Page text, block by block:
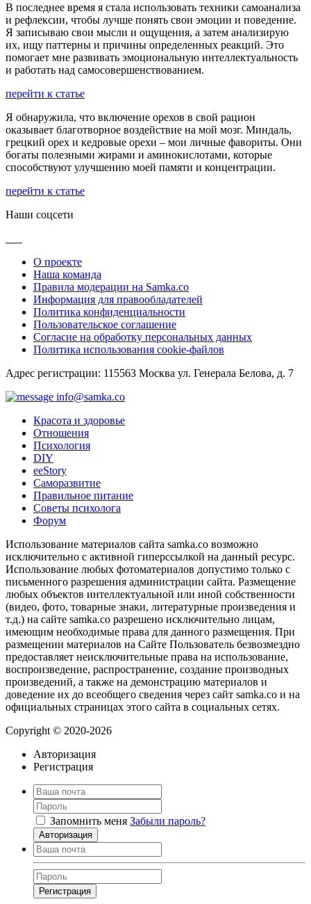
В последнее время я стала использовать техники самоанализа
и рефлексии, чтобы лучше понять свои эмоции и поведение.
Я записываю свои мысли и ощущения, а затем анализирую
их, ищу паттерны и причины определенных реакций. Это
помогает мне развивать эмоциональную интеллектуальность
и работать над самосовершенствованием.
перейти к статье
Я обнаружила, что включение орехов в свой рацион
оказывает благотворное воздействие на мой мозг. Миндаль,
грецкий орех и кедровые орехи – мои личные фавориты. Они
богаты полезными жирами и аминокислотами, которые
способствуют улучшению моей памяти и концентрации.
перейти к статье
Наши соцсети
О проекте
Наша команда
Правила модерации на Samka.co
Информация для правообладателей
Политика конфиденциальности
Пользовательское соглашение
Согласие на обработку персональных данных
Политика использования cookie-файлов
Адрес регистрации: 115563 Москва ул. Генерала Белова, д. 7
info@samka.co
Красота и здоровье
Отношения
Психология
DIY
ееStory
Саморазвитие
Правильное питание
Советы психолога
Форум
Использование материалов сайта samka.co возможно
исключительно с активной гиперссылкой на данный ресурс.
Использование любых фотоматериалов допустимо только с
письменного разрешения администрации сайта. Размещение
любых объектов интеллектуальной или иной собственности
(видео, фото, товарные знаки, литературные произведения и
т.д.) на сайте samka.co разрешено исключительно лицам,
имеющим необходимые права для данного размещения. При
размещении материалов на Сайте Пользователь безвозмездно
предоставляет неисключительные права на использование,
воспроизведение, распространение, создание производных
произведений, а также на демонстрацию материалов и
доведение их до всеобщего сведения через сайт samka.co и на
официальных страницах этого сайта в социальных сетях.
Copyright © 2020-2026
Авторизация
Регистрация
Запомнить меня Забыли пароль?
Авторизация
Регистрация